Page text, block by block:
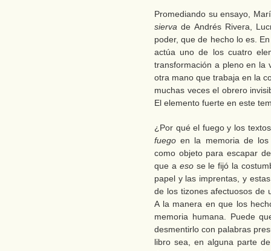
Promediando su ensayo,
siervade Andrés Rivera,
poder, que de hecho lo es.
actúa uno de los cuatro
transformación a pleno en la
otra mano que trabaja en la
muchas veces el obrero
El elemento fuerte en este
¿Por qué el fuego y los
fuego en la memoria de los
como objeto para escapar
que a esose le fijó la
papel y las imprentas, y
de los tizones afectuosos de
A la manera en que los
memoria humana. Puede
desmentirlo con palabras
libro sea, en alguna parte